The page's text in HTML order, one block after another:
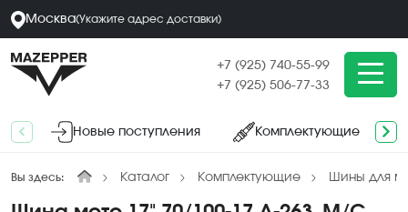
Москва(Укажите адрес доставки)
+7 (925) 740-55-99
+7 (925) 506-77-33
Новые поступления Комплектующие
Вы здесь: Каталог Комплектующие Шины для